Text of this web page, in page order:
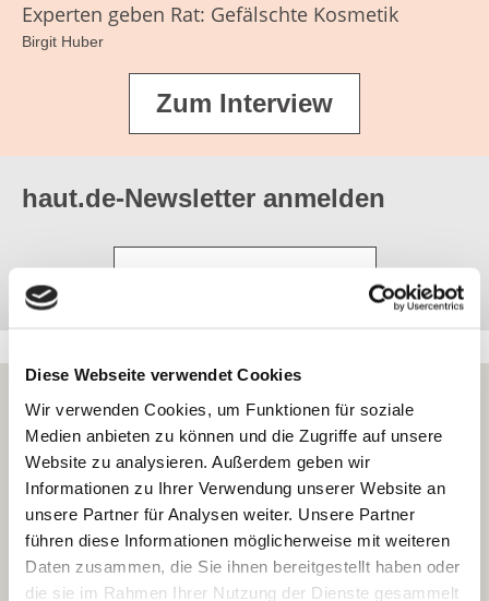
Diese Webseite verwendet Cookies
Wir verwenden Cookies, um Funktionen für soziale
Medien anbieten zu können und die Zugriffe auf unsere
Website zu analysieren. Außerdem geben wir
Informationen zu Ihrer Verwendung unserer Website an
unsere Partner für Analysen weiter. Unsere Partner
führen diese Informationen möglicherweise mit weiteren
Daten zusammen, die Sie ihnen bereitgestellt haben oder
die sie im Rahmen Ihrer Nutzung der Dienste gesammelt
Experten geben Rat: Gefälschte Kosmetik
Birgit Huber
Zum Interview
haut.de-Newsletter anmelden
COSMILE-App -Die App von haut.de bietet
Fakten zu kosmetischen Inhaltsstoffen - auf
Basis wissenschaftlicher Beurteilungen durch
fachliche Gremien wie zum Beispiel dem
Wissenschaftlichen Ausschuss für
Verbrauchersicherheit (Scientific Committee on